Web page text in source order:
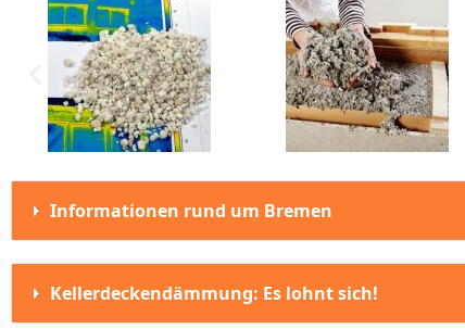
Informationen rund um Bremen
Kellerdeckendämmung: Es lohnt sich!